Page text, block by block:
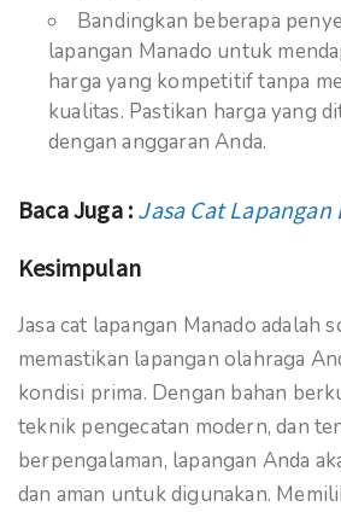
Bandingkan beberapa
lapangan Manado untuk
harga yang kompetitif tanpa
kualitas. Pastikan harga yang
dengan anggaran Anda.
Baca Juga : Jasa Cat Lapangan
Kesimpulan
Jasa cat lapangan Manado adalah
memastikan lapangan olahraga
kondisi prima. Dengan bahan
teknik pengecatan modern, dan
berpengalaman, lapangan Anda
dan aman untuk digunakan.